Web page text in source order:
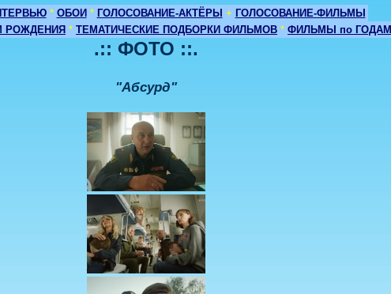
* ОБОИ * ГОЛОСОВАНИЕ-АКТЁРЫ + ГОЛОСОВАНИЕ-ФИЛЬМЫ
РОЖДЕНИЯ * ТЕМАТИЧЕСКИЕ ПОДБОРКИ ФИЛЬМОВ * ФИЛЬМЫ по ГОДАМ
.:: ФОТО ::.
"Абсурд"